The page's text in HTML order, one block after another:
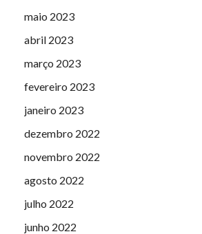
maio 2023
abril 2023
março 2023
fevereiro 2023
janeiro 2023
dezembro 2022
novembro 2022
agosto 2022
julho 2022
junho 2022